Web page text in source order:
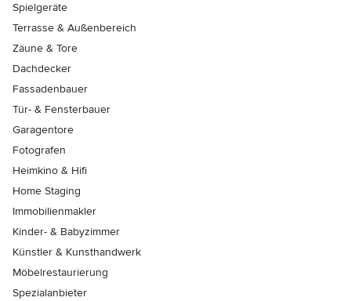
Spielgeräte
Terrasse & Außenbereich
Zäune & Tore
Dachdecker
Fassadenbauer
Tür- & Fensterbauer
Garagentore
Fotografen
Heimkino & Hifi
Home Staging
Immobilienmakler
Kinder- & Babyzimmer
Künstler & Kunsthandwerk
Möbelrestaurierung
Spezialanbieter